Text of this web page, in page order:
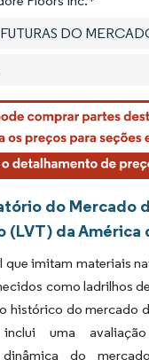
DO
do Mercado
(LVT) da América
que imitam materiais
como ladrilhos
histórico do mercado
uma avaliação
do